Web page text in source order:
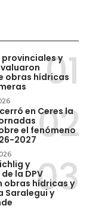
y
obras hídricas
en Ceres la
el fenómeno
2027
y
la DPV
obras hídricas y
Saralegui y